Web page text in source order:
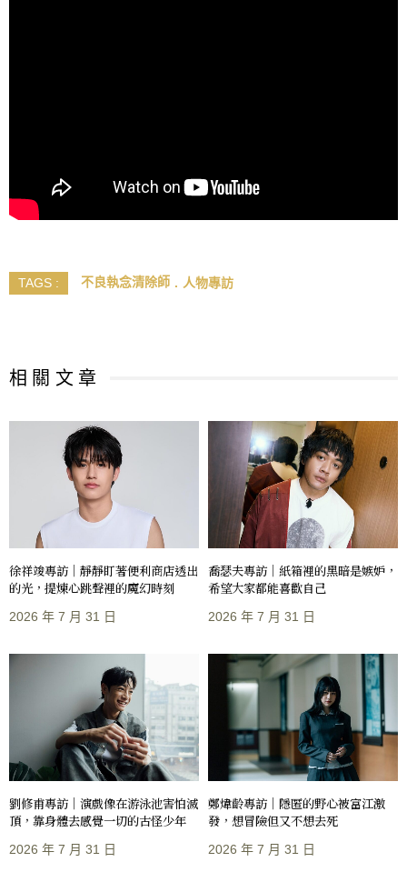
TAGS : 不良執念清除師 人物專訪
相 關 文 章
徐祥竣專訪｜靜靜盯著便利商店透出
的光，提煉心跳聲裡的魔幻時刻
2026 年 7 月 31 日
喬瑟夫專訪｜紙箱裡的黑暗是嫉妒，
希望大家都能喜歡自己
2026 年 7 月 31 日
劉修甫專訪｜演戲像在游泳池害怕滅
頂，靠身體去感覺一切的古怪少年
2026 年 7 月 31 日
鄭煒齡專訪｜隱匿的野心被富江激
發，想冒險但又不想去死
2026 年 7 月 31 日